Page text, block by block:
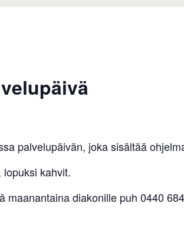
palvelupäivän, joka sisältää
kahvit.
maanantaina diakonille puh 0440